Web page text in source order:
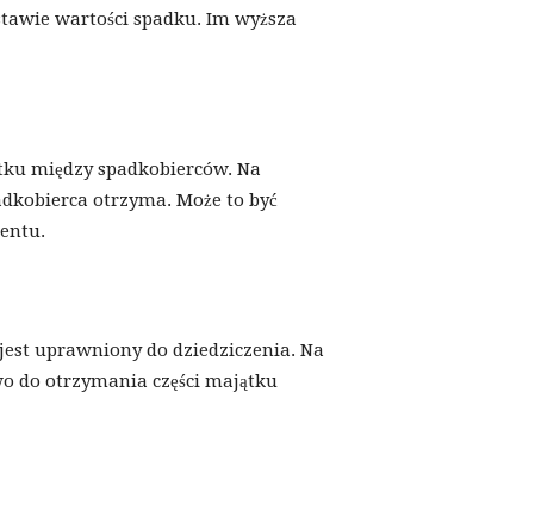
wartości spadku. Im wyższa
między spadkobierców. Na
otrzyma. Może to być
uprawniony do dziedziczenia. Na
do otrzymania części majątku